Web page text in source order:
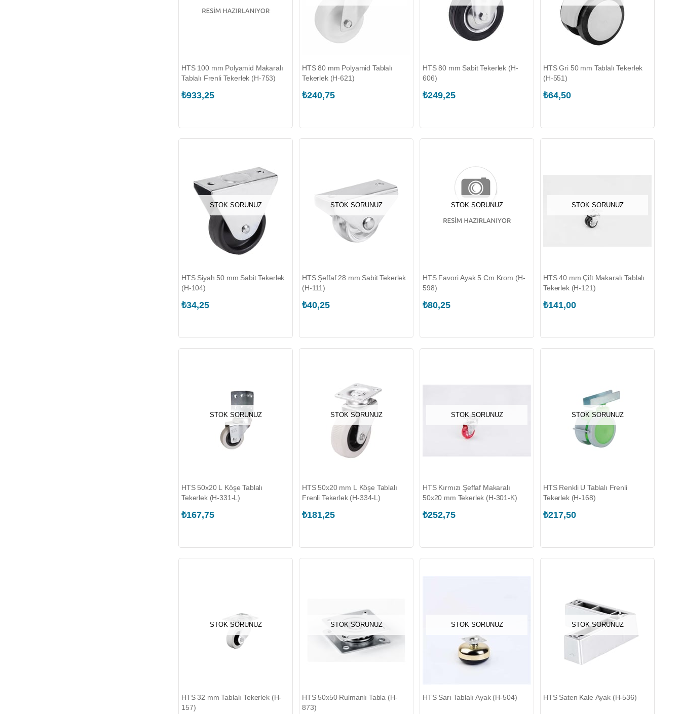
HTS 100 mm Polyamid Makaralı
Tablalı Frenli Tekerlek (H-753)
₺933,25
HTS 80 mm Polyamid Tablalı
Tekerlek (H-621)
₺240,75
HTS 80 mm Sabit Tekerlek (H-
606)
₺249,25
HTS Gri 50 mm Tablalı Tekerlek
(H-551)
₺64,50
STOK SORUNUZ
HTS Siyah 50 mm Sabit Tekerlek
(H-104)
₺34,25
STOK SORUNUZ
HTS Şeffaf 28 mm Sabit Tekerlek
(H-111)
₺40,25
STOK SORUNUZ
HTS Favori Ayak 5 Cm Krom (H-
598)
₺80,25
STOK SORUNUZ
HTS 40 mm Çift Makaralı Tablalı
Tekerlek (H-121)
₺141,00
STOK SORUNUZ
HTS 50x20 L Köşe Tablalı
Tekerlek (H-331-L)
₺167,75
STOK SORUNUZ
HTS 50x20 mm L Köşe Tablalı
Frenli Tekerlek (H-334-L)
₺181,25
STOK SORUNUZ
HTS Kırmızı Şeffaf Makaralı
50x20 mm Tekerlek (H-301-K)
₺252,75
STOK SORUNUZ
HTS Renkli U Tablalı Frenli
Tekerlek (H-168)
₺217,50
STOK SORUNUZ
HTS 32 mm Tablalı Tekerlek (H-
157)
STOK SORUNUZ
HTS 50x50 Rulmanlı Tabla (H-
873)
STOK SORUNUZ
HTS Sarı Tablalı Ayak (H-504)
STOK SORUNUZ
HTS Saten Kale Ayak (H-536)